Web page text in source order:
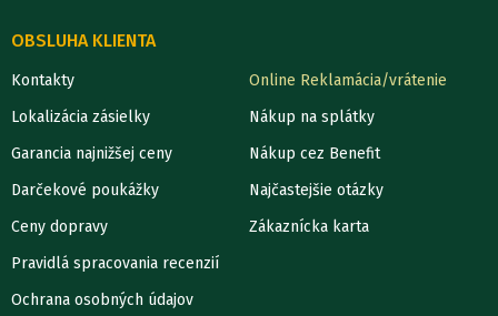
OBSLUHA KLIENTA
Kontakty
Lokalizácia zásielky
Garancia najnižšej ceny
Darčekové poukážky
Ceny dopravy
Pravidlá spracovania recenzií
Ochrana osobných údajov
Online Reklamácia/vrátenie
Nákup na splátky
Nákup cez Benefit
Najčastejšie otázky
Zákaznícka karta